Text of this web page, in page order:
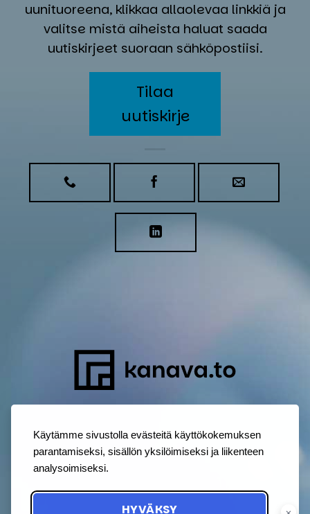
Käytämme sivustolla evästeitä käyttökokemuksen
parantamiseksi, sisällön yksilöimiseksi ja liikenteen
analysoimiseksi.
HYVÄKSY
uunituoreena, klikkaa allaolevaa linkkiä ja
valitse mistä aiheista haluat saada
uutiskirjeet suoraan sähköpostiisi.
Tilaa
uutiskirje